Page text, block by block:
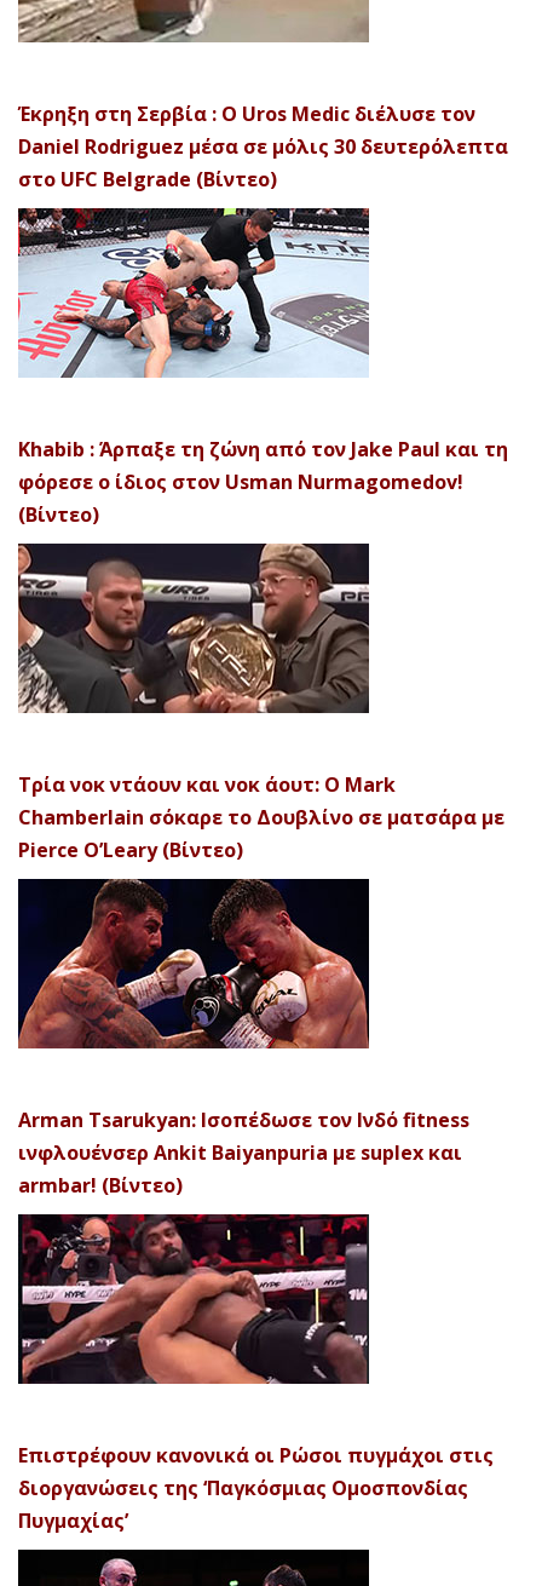
Έκρηξη στη Σερβία : Ο Uros Medic διέλυσε τον
Daniel Rodriguez μέσα σε μόλις 30 δευτερόλεπτα
στο UFC Belgrade (Βίντεο)
Khabib : Άρπαξε τη ζώνη από τον Jake Paul και τη
φόρεσε ο ίδιος στον Usman Nurmagomedov!
(Βίντεο)
Τρία νοκ ντάουν και νοκ άουτ: Ο Mark
Chamberlain σόκαρε το Δουβλίνο σε ματσάρα με
Pierce O’Leary (Βίντεο)
Arman Tsarukyan: Ισοπέδωσε τον Ινδό fitness
ινφλουένσερ Ankit Baiyanpuria με suplex και
armbar! (Βίντεο)
Επιστρέφουν κανονικά οι Ρώσοι πυγμάχοι στις
διοργανώσεις της ‘Παγκόσμιας Ομοσπονδίας
Πυγμαχίας’